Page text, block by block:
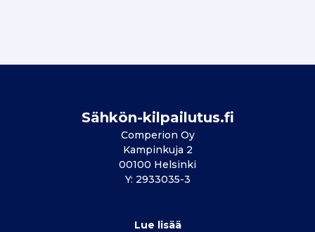
Sähkön-kilpailutus.fi
Comperion Oy
Kampinkuja 2
00100 Helsinki
Y: 2933035-3
Lue lisää